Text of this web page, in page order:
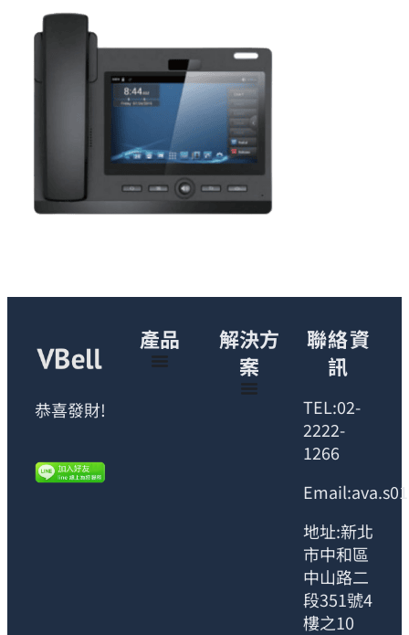
恭喜發財!
產品
解決方
案
聯絡資
訊
TEL:02-
2222-
1266
地址:新北
市中和區
中山路二
段351號4
樓之10